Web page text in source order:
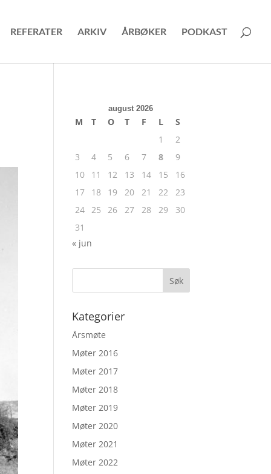
REFERATER ARKIV ÅRBØKER PODKAST
august 2026
M T O T F L
S
1
2
3
4 5 6 7 8
9
10
11 12 13 14 15
16
17
18 19 20 21 22
23
24 25 26 27 28 29
30
31
« jun
Kategorier
Årsmøte
Møter 2016
Møter 2017
Møter 2018
Møter 2019
Møter 2020
Møter 2021
Møter 2022